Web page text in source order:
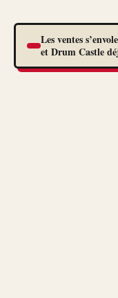
Les ventes
et Drum Castle